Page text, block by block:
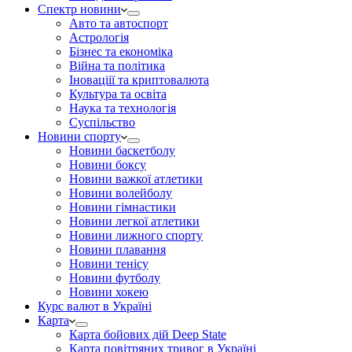
Спектр новини
Авто та автоспорт
Астрологія
Бізнес та економіка
Війна та політика
Іноваціії та криптовалюта
Культура та освіта
Наука та технологія
Суспільство
Новини спорту
Новини баскетболу
Новини боксу
Новини важкої атлетики
Новини волейболу
Новини гімнастики
Новини легкої атлетики
Новини лижного спорту
Новини плавання
Новини тенісу
Новини футболу
Новини хокею
Курс валют в Україні
Карта
Карта бойових дій Deep State
Карта повітряних тривог в Україні